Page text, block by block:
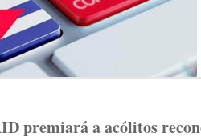
premiará a acólitos